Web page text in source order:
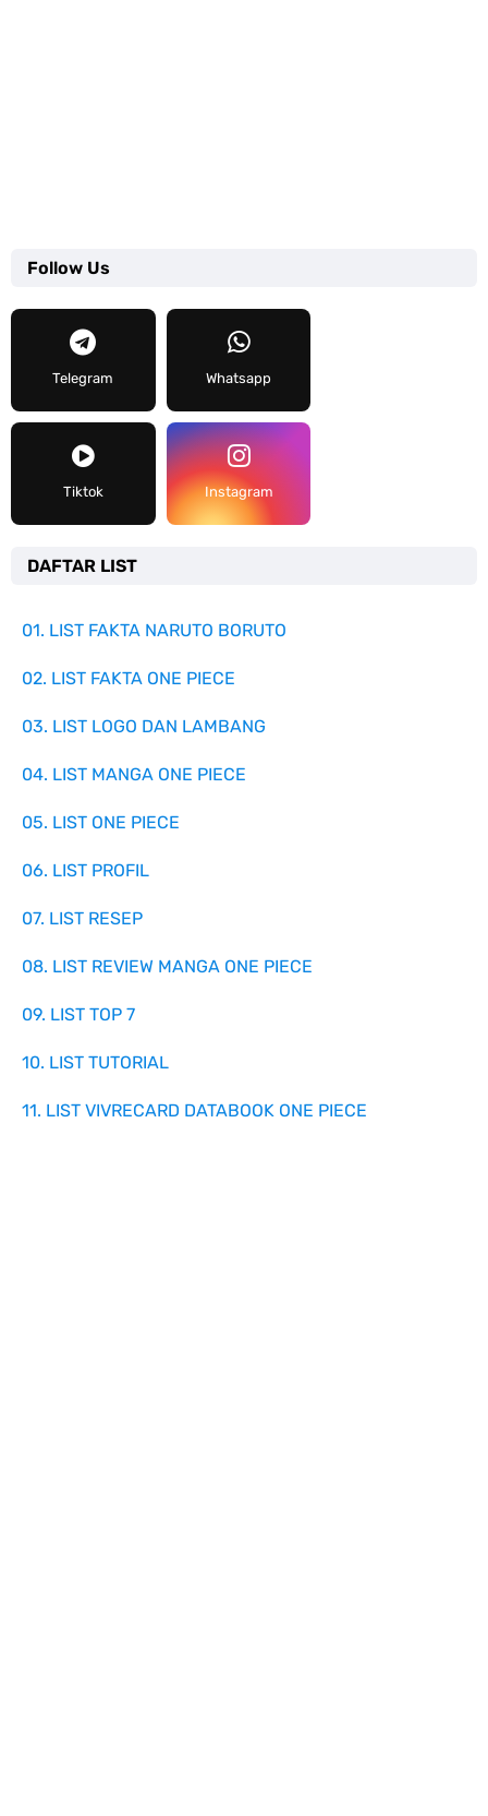
Follow Us
Telegram Whatsapp
Tiktok Instagram
DAFTAR LIST
01. LIST FAKTA NARUTO BORUTO
02. LIST FAKTA ONE PIECE
03. LIST LOGO DAN LAMBANG
04. LIST MANGA ONE PIECE
05. LIST ONE PIECE
06. LIST PROFIL
07. LIST RESEP
08. LIST REVIEW MANGA ONE PIECE
09. LIST TOP 7
10. LIST TUTORIAL
11. LIST VIVRECARD DATABOOK ONE PIECE